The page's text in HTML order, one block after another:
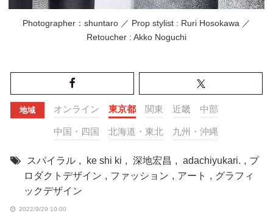
Photographer：shuntaro ／ Prop stylist : Ruri Hosokawa ／
Retoucher : Akko Noguchi
地域 オンライン 東京都 関東 近畿 中部
中国・四国 北海道・東北 九州・沖縄
スパイラル , ke shi ki , 深地宏昌 , adachiyukari. , プ
ロダクトデザイン , ファッション , アート , グラフィ
ックデザイン
2022/9/29 10:00